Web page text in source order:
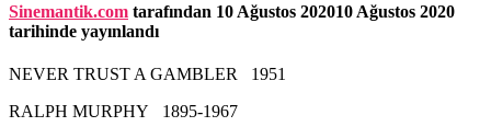
Sinemantik.com tarafından 10 Ağustos 202010 Ağustos 2020
tarihinde yayınlandı
NEVER TRUST A GAMBLER 1951
RALPH MURPHY 1895-1967